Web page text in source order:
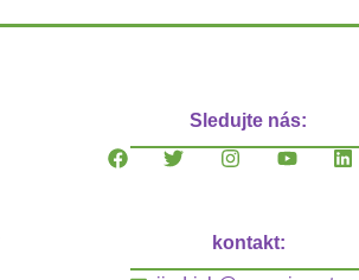
Sledujte nás:
kontakt: